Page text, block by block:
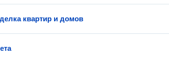
квартир и домов